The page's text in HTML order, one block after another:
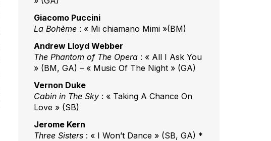
Giacomo Puccini
La Bohème: « Mi chiamano Mimi »(BM)
Andrew Lloyd Webber
The Phantom of The Opera: « All I Ask You
» (BM, GA) – « Music Of The Night » (GA)
Vernon Duke
Cabin in The Sky : « Taking A Chance On
Love » (SB)
Jerome Kern
Three Sisters : « I Won’t Dance » (SB, GA) *